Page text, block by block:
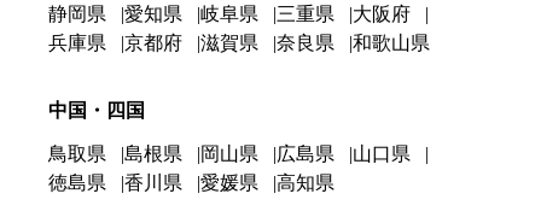
静岡県 愛知県 岐阜県 三重県
大阪府
兵庫県
京都府 滋賀県 奈良県 和歌山県
中国・四国
鳥取県 島根県 岡山県 広島県
山口県
徳島県
香川県 愛媛県 高知県